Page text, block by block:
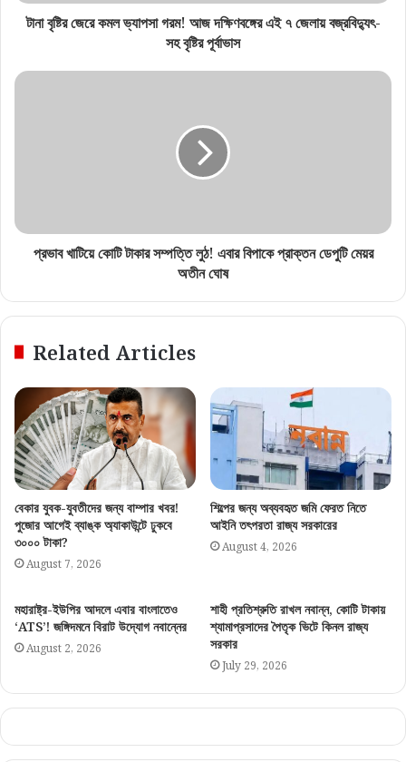
টানা বৃষ্টির জেরে কমল ভ্যাপসা গরম! আজ দক্ষিণবঙ্গের এই ৭ জেলায় বজ্রবিদ্যুৎ-
সহ বৃষ্টির পূর্বাভাস
প্রভাব খাটিয়ে কোটি টাকার সম্পত্তি লুঠ! এবার বিপাকে প্রাক্তন ডেপুটি মেয়র
অতীন ঘোষ
Related Articles
বেকার যুবক-যুবতীদের জন্য বাম্পার খবর!
পুজোর আগেই ব্যাঙ্ক অ্যাকাউন্টে ঢুকবে
৩০০০ টাকা?
August 7, 2026
শিল্পের জন্য অব্যবহৃত জমি ফেরত নিতে
আইনি তৎপরতা রাজ্য সরকারের
August 4, 2026
মহারাষ্ট্র-ইউপির আদলে এবার বাংলাতেও
‘ATS’! জঙ্গিদমনে বিরাট উদ্যোগ নবান্নের
August 2, 2026
শাহী প্রতিশ্রুতি রাখল নবান্ন, কোটি টাকায়
শ্যামাপ্রসাদের পৈতৃক ভিটে কিনল রাজ্য
সরকার
July 29, 2026